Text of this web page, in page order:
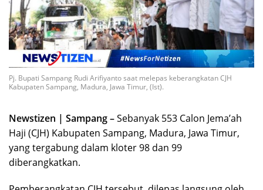
Pj. Bupati Sampang Rudi Arifiyanto saat melepas keberangkatan CJH
Kabupaten Sampang, Madura, Jawa Timur, (Ist).
Newstizen | Sampang –Sebanyak 553 Calon Jema’ah
Haji (CJH) Kabupaten Sampang, Madura, Jawa Timur,
yang tergabung dalam kloter 98 dan 99
diberangkatkan.